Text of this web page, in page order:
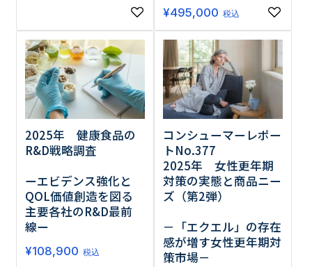
¥495,000 税込
2025年 健康食品の
R&D戦略調査
ーエビデンス強化と
QOL価値創造を図る
主要各社のR&D最前
線ー
¥108,900 税込
コンシューマーレポー
トNo.377
2025年 女性更年期
対策の実態と商品ニー
ズ（第2弾）
－「エクエル」の存在
感が増す女性更年期対
策市場－